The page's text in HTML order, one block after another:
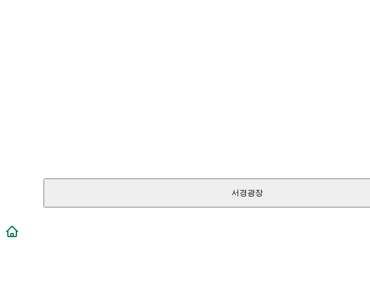
서경광장